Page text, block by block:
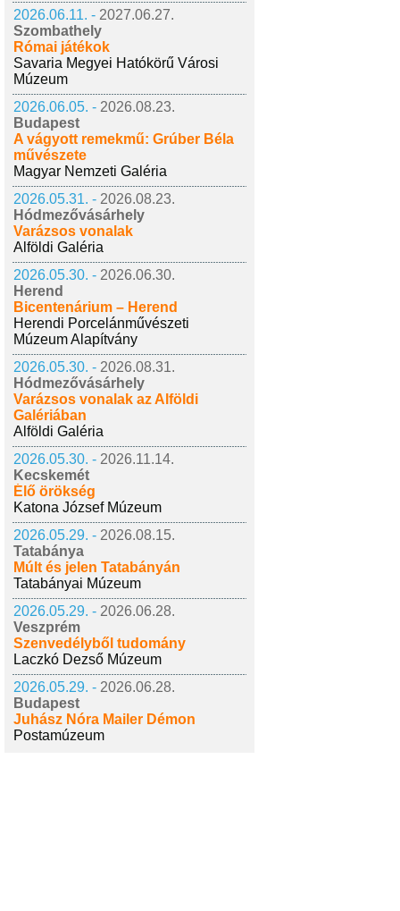
2026.06.11. - 2027.06.27.
Szombathely
Római játékok
Savaria Megyei Hatókörű Városi
Múzeum
2026.06.05. - 2026.08.23.
Budapest
A vágyott remekmű: Grúber Béla
művészete
Magyar Nemzeti Galéria
2026.05.31. - 2026.08.23.
Hódmezővásárhely
Varázsos vonalak
Alföldi Galéria
2026.05.30. - 2026.06.30.
Herend
Bicentenárium – Herend
Herendi Porcelánművészeti
Múzeum Alapítvány
2026.05.30. - 2026.08.31.
Hódmezővásárhely
Varázsos vonalak az Alföldi
Galériában
Alföldi Galéria
2026.05.30. - 2026.11.14.
Kecskemét
Élő örökség
Katona József Múzeum
2026.05.29. - 2026.08.15.
Tatabánya
Múlt és jelen Tatabányán
Tatabányai Múzeum
2026.05.29. - 2026.06.28.
Veszprém
Szenvedélyből tudomány
Laczkó Dezső Múzeum
2026.05.29. - 2026.06.28.
Budapest
Juhász Nóra Mailer Démon
Postamúzeum